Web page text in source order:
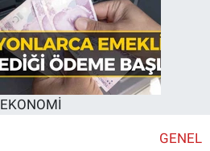
EKONOMİ
GENEL